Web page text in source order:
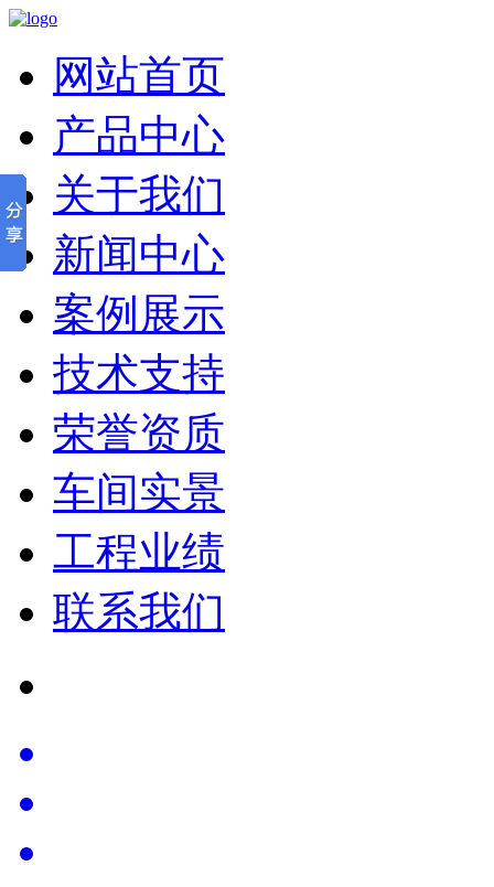
网站首页
产品中心
关于我们
新闻中心
案例展示
技术支持
荣誉资质
车间实景
工程业绩
联系我们